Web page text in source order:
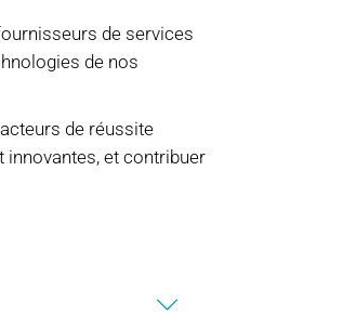
de services
de nos
de réussite
et contribuer